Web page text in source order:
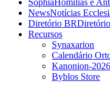
SophiaHomilias e
NewsNotícias
Diretório BR
Recursos
Synaxarion
Calendário
Kanonion-2026
Byblos Store